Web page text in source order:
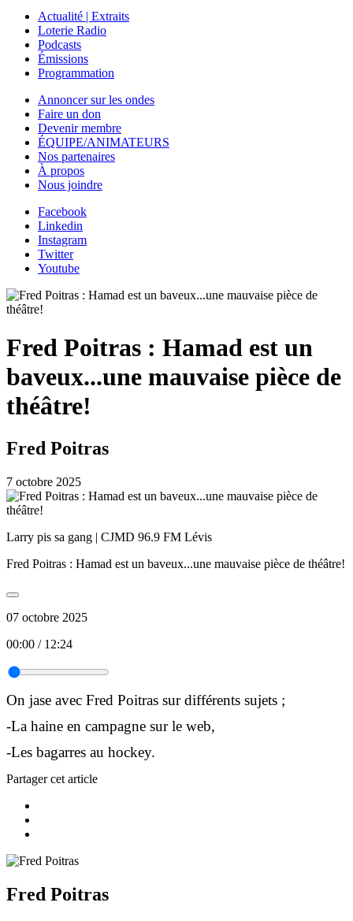
Actualité | Extraits
Loterie Radio
Podcasts
Émissions
Programmation
Annoncer sur les ondes
Faire un don
Devenir membre
ÉQUIPE/ANIMATEURS
Nos partenaires
À propos
Nous joindre
Facebook
Linkedin
Instagram
Twitter
Youtube
Fred Poitras : Hamad est un
baveux...une mauvaise pièce de
théâtre!
Fred Poitras
7 octobre 2025
Larry pis sa gang | CJMD 96.9 FM Lévis
Fred Poitras : Hamad est un baveux...une mauvaise pièce de théâtre!
07 octobre 2025
00:00 / 12:24
On jase avec Fred Poitras sur différents sujets ;
-La haine en campagne sur le web,
-Les bagarres au hockey.
Partager cet article
Fred Poitras